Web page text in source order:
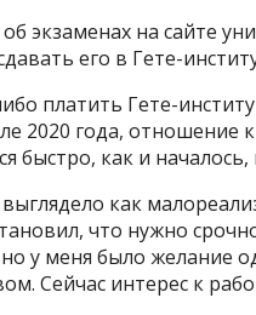
экзаменах на сайте
его в Гете-
платить Гете-
2020 года, отношение
быстро, как и
как
что нужно
у меня было желание
Сейчас интерес к